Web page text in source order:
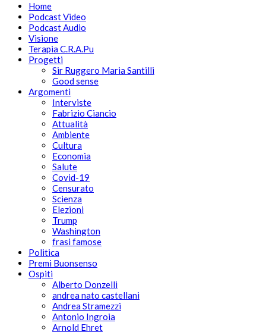
Home
Podcast Video
Podcast Audio
Visione
Terapia C.R.A.Pu
Progetti
Sir Ruggero Maria Santilli
Good sense
Argomenti
Interviste
Fabrizio Ciancio
Attualità
Ambiente
Cultura
Economia
Salute
Covid-19
Censurato
Scienza
Elezioni
Trump
Washington
frasi famose
Politica
Premi Buonsenso
Ospiti
Alberto Donzelli
andrea nato castellani
Andrea Stramezzi
Antonio Ingroia
Arnold Ehret